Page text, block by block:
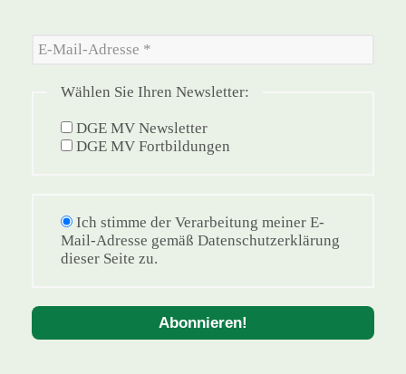
Wählen Sie Ihren Newsletter:
DGE MV Newsletter
DGE MV Fortbildungen
Ich stimme der Verarbeitung meiner E-
Mail-Adresse gemäß Datenschutzerklärung
dieser Seite zu.